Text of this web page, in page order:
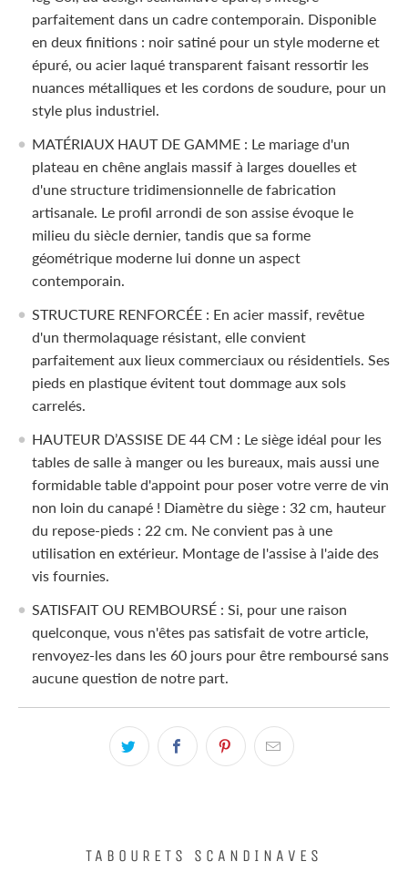
parfaitement dans un cadre contemporain. Disponible
en deux finitions : noir satiné pour un style moderne et
épuré, ou acier laqué transparent faisant ressortir les
nuances métalliques et les cordons de soudure, pour un
style plus industriel.
MATÉRIAUX HAUT DE GAMME : Le mariage d'un
plateau en chêne anglais massif à larges douelles et
d'une structure tridimensionnelle de fabrication
artisanale. Le profil arrondi de son assise évoque le
milieu du siècle dernier, tandis que sa forme
géométrique moderne lui donne un aspect
contemporain.
STRUCTURE RENFORCÉE : En acier massif, revêtue
d'un thermolaquage résistant, elle convient
parfaitement aux lieux commerciaux ou résidentiels. Ses
pieds en plastique évitent tout dommage aux sols
carrelés.
HAUTEUR D’ASSISE DE 44 CM : Le siège idéal pour les
tables de salle à manger ou les bureaux, mais aussi une
formidable table d'appoint pour poser votre verre de vin
non loin du canapé ! Diamètre du siège : 32 cm, hauteur
du repose-pieds : 22 cm. Ne convient pas à une
utilisation en extérieur. Montage de l'assise à l'aide des
vis fournies.
SATISFAIT OU REMBOURSÉ : Si, pour une raison
quelconque, vous n'êtes pas satisfait de votre article,
renvoyez-les dans les 60 jours pour être remboursé sans
aucune question de notre part.
TABOURETS SCANDINAVES